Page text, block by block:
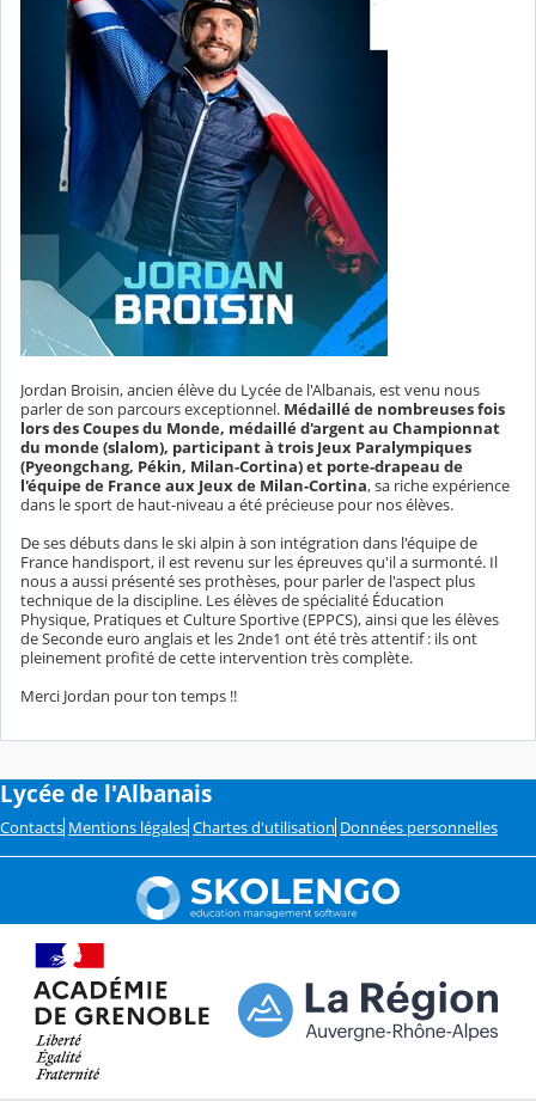
Jordan Broisin, ancien élève du Lycée de l'Albanais, est venu nous
parler de son parcours exceptionnel. Médaillé de nombreuses fois
lors des Coupes du Monde, médaillé d'argent au Championnat
du monde (slalom), participant à trois Jeux Paralympiques
(Pyeongchang, Pékin, Milan-Cortina) et porte-drapeau de
l'équipe de France aux Jeux de Milan-Cortina, sa riche expérience
dans le sport de haut-niveau a été précieuse pour nos élèves.
De ses débuts dans le ski alpin à son intégration dans l'équipe de
France handisport, il est revenu sur les épreuves qu'il a surmonté. Il
nous a aussi présenté ses prothèses, pour parler de l'aspect plus
technique de la discipline. Les élèves de spécialité Éducation
Physique, Pratiques et Culture Sportive (EPPCS), ainsi que les élèves
de Seconde euro anglais et les 2nde1 ont été très attentif : ils ont
pleinement profité de cette intervention très complète.
Merci Jordan pour ton temps !!
Lycée de l'Albanais
Contacts Mentions légales Chartes d'utilisation Données personnelles